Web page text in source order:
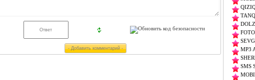
MP3
SMS